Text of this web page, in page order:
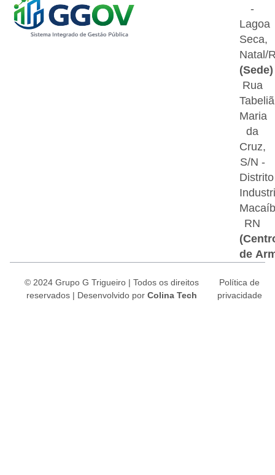
-
Lagoa
Seca,
Natal/
(Sede)
Rua
Tabeliã
Maria
da
Cruz,
S/N -
Distrito
RN
de
© 2024 Grupo G Trigueiro | Todos os direitos
reservados | Desenvolvido porColina Tech
Política de
privacidade